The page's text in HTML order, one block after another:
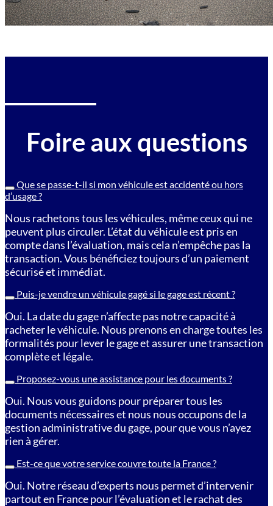
Foire aux questions
Que se passe-t-il si mon véhicule est accidenté ou hors
d’usage ?
Nous rachetons tous les véhicules, même ceux qui ne
peuvent plus circuler. L’état du véhicule est pris en
compte dans l’évaluation, mais cela n’empêche pas la
transaction. Vous bénéficiez toujours d’un paiement
sécurisé et immédiat.
Puis-je vendre un véhicule gagé si le gage est récent ?
Oui. La date du gage n’affecte pas notre capacité à
racheter le véhicule. Nous prenons en charge toutes les
formalités pour lever le gage et assurer une transaction
complète et légale.
Proposez-vous une assistance pour les documents ?
Oui. Nous vous guidons pour préparer tous les
documents nécessaires et nous nous occupons de la
gestion administrative du gage, pour que vous n’ayez
rien à gérer.
Est-ce que votre service couvre toute la France ?
Oui. Notre réseau d’experts nous permet d’intervenir
partout en France pour l’évaluation et le rachat des